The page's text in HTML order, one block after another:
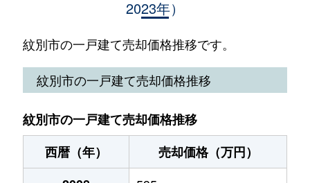
250万円 -
緑町
100万円 - -
南が丘町
1,200万円 -
2023年）
紋別市の一戸建て売却価格推移です。
紋別市の一戸建て売却価格推移
紋別市の一戸建て売却価格推移
西暦（年）
売却価格（万円）